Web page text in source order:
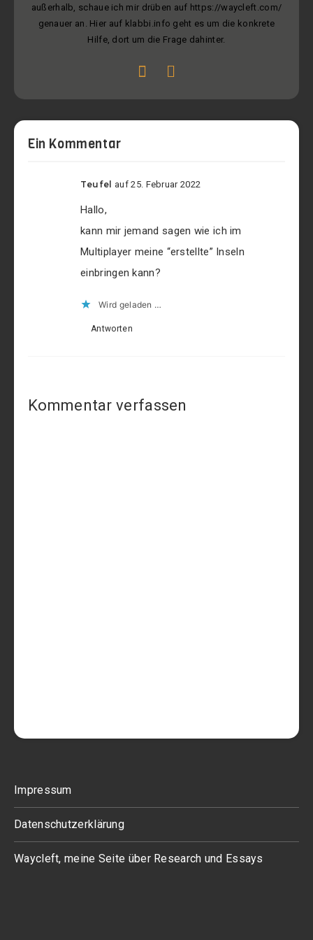
außerhalb, schaue ich mir drüben auf https://waycleft.com/
genauer an. Hier auf klabbi.info geht es um die konkrete
Hilfe, dort um die Frage dahinter.
Ein Kommentar
Teufel auf 25. Februar 2022
Hallo,
kann mir jemand sagen wie ich im
Multiplayer meine “erstellte” Inseln
einbringen kann?
Wird geladen …
Antworten
Kommentar verfassen
Impressum
Datenschutzerklärung
Waycleft, meine Seite über Research und Essays